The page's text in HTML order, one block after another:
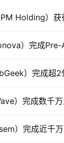
Holding）获
）完成Pre-
）完成超2
）完成数千
）完成近千